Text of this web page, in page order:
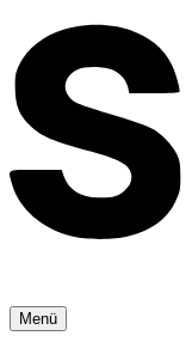
Menü